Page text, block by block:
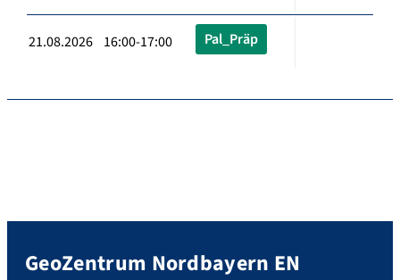
21.08.2026 16:00-17:00 Pal_Präp
GeoZentrum Nordbayern EN